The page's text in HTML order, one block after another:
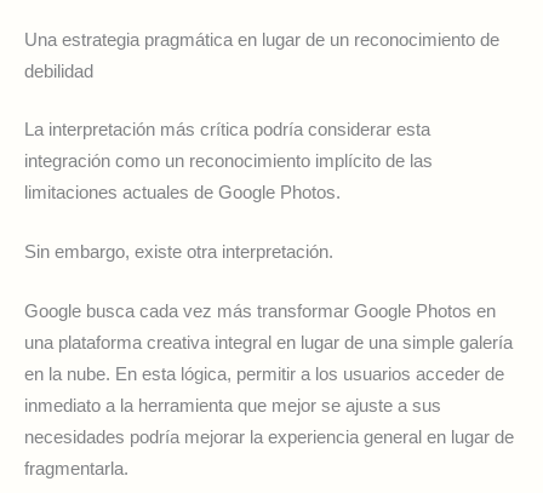
Una estrategia pragmática en lugar de un reconocimiento de
debilidad
La interpretación más crítica podría considerar esta
integración como un reconocimiento implícito de las
limitaciones actuales de Google Photos.
Sin embargo, existe otra interpretación.
Google busca cada vez más transformar Google Photos en
una plataforma creativa integral en lugar de una simple galería
en la nube. En esta lógica, permitir a los usuarios acceder de
inmediato a la herramienta que mejor se ajuste a sus
necesidades podría mejorar la experiencia general en lugar de
fragmentarla.